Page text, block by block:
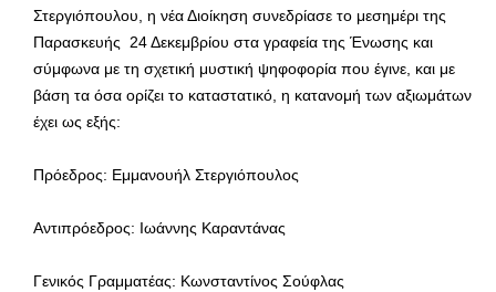
Στεργιόπουλου, η νέα Διοίκηση συνεδρίασε το μεσημέρι της
Παρασκευής 24 Δεκεμβρίου στα γραφεία της Ένωσης και
σύμφωνα με τη σχετική μυστική ψηφοφορία που έγινε, και με
βάση τα όσα ορίζει το καταστατικό, η κατανομή των αξιωμάτων
έχει ως εξής:
Πρόεδρος: Εμμανουήλ Στεργιόπουλος
Αντιπρόεδρος: Ιωάννης Καραντάνας
Γενικός Γραμματέας: Κωνσταντίνος Σούφλας